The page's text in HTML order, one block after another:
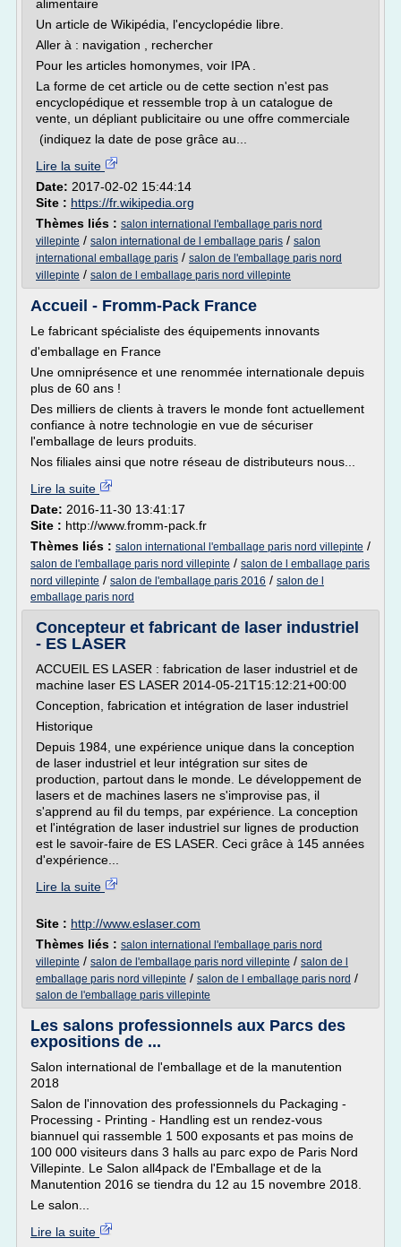
alimentaire
Un article de Wikipédia, l'encyclopédie libre.
Aller à : navigation , rechercher
Pour les articles homonymes, voir IPA .
La forme de cet article ou de cette section n'est pas
encyclopédique et ressemble trop à un catalogue de
vente, un dépliant publicitaire ou une offre commerciale
(indiquez la date de pose grâce au...
Lire la suite
Date: 2017-02-02 15:44:14
Site : https://fr.wikipedia.org
Thèmes liés : salon international l'emballage paris nord
villepinte / salon international de l emballage paris / salon
international emballage paris / salon de l'emballage paris nord
villepinte / salon de l emballage paris nord villepinte
Accueil - Fromm-Pack France
Le fabricant spécialiste des équipements innovants
d'emballage en France
Une omniprésence et une renommée internationale depuis
plus de 60 ans !
Des milliers de clients à travers le monde font actuellement
confiance à notre technologie en vue de sécuriser
l'emballage de leurs produits.
Nos filiales ainsi que notre réseau de distributeurs nous...
Lire la suite
Date: 2016-11-30 13:41:17
Site : http://www.fromm-pack.fr
Thèmes liés : salon international l'emballage paris nord villepinte /
salon de l'emballage paris nord villepinte / salon de l emballage paris
nord villepinte / salon de l'emballage paris 2016 / salon de l
emballage paris nord
Concepteur et fabricant de laser industriel
- ES LASER
ACCUEIL ES LASER : fabrication de laser industriel et de
machine laser ES LASER 2014-05-21T15:12:21+00:00
Conception, fabrication et intégration de laser industriel
Historique
Depuis 1984, une expérience unique dans la conception
de laser industriel et leur intégration sur sites de
production, partout dans le monde. Le développement de
lasers et de machines lasers ne s'improvise pas, il
s'apprend au fil du temps, par expérience. La conception
et l'intégration de laser industriel sur lignes de production
est le savoir-faire de ES LASER. Ceci grâce à 145 années
d'expérience...
Lire la suite
Site : http://www.eslaser.com
Thèmes liés : salon international l'emballage paris nord
villepinte / salon de l'emballage paris nord villepinte / salon de l
emballage paris nord villepinte / salon de l emballage paris nord /
salon de l'emballage paris villepinte
Les salons professionnels aux Parcs des
expositions de ...
Salon international de l'emballage et de la manutention
2018
Salon de l'innovation des professionnels du Packaging -
Processing - Printing - Handling est un rendez-vous
biannuel qui rassemble 1 500 exposants et pas moins de
100 000 visiteurs dans 3 halls au parc expo de Paris Nord
Villepinte. Le Salon all4pack de l'Emballage et de la
Manutention 2016 se tiendra du 12 au 15 novembre 2018.
Le salon...
Lire la suite